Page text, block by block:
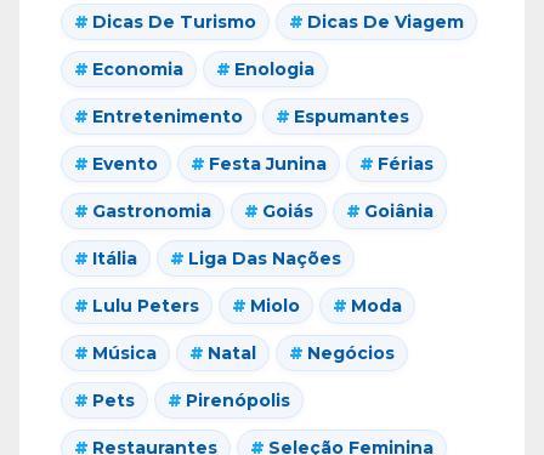
Dicas De Turismo Dicas De Viagem
Economia Enologia
Entretenimento Espumantes
Evento Festa Junina Férias
Gastronomia Goiás Goiânia
Itália Liga Das Nações
Lulu Peters Miolo Moda
Música Natal Negócios
Pets Pirenópolis
Restaurantes Seleção Feminina